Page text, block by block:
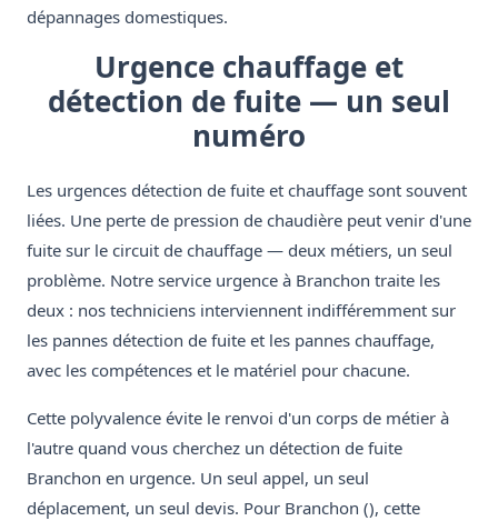
dépannages domestiques.
Urgence chauffage et
détection de fuite — un seul
numéro
Les urgences détection de fuite et chauffage sont souvent
liées. Une perte de pression de chaudière peut venir d'une
fuite sur le circuit de chauffage — deux métiers, un seul
problème. Notre service urgence à Branchon traite les
deux : nos techniciens interviennent indifféremment sur
les pannes détection de fuite et les pannes chauffage,
avec les compétences et le matériel pour chacune.
Cette polyvalence évite le renvoi d'un corps de métier à
l'autre quand vous cherchez un détection de fuite
Branchon en urgence. Un seul appel, un seul
déplacement, un seul devis. Pour Branchon (), cette